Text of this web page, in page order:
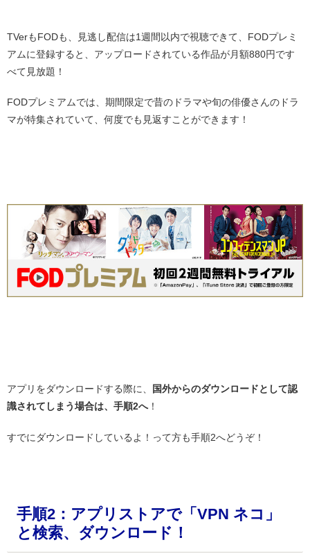
TVerもFODも、見逃し配信は1週間以内で視聴できて、FODプレミ
アムに登録すると、アップロードされている作品が月額880円です
べて見放題！
FODプレミアムでは、期間限定で昔のドラマや旬の俳優さんのドラ
マが特集されていて、何度でも見返すことができます！
アプリをダウンロードする際に、
国外からのダウンロードとして認
識されてしまう場合は、手順2へ！
すでにダウンロードしているよ！って方も手順2へどうぞ！
手順2：アプリストアで「VPN ネコ」
と検索、ダウンロード！